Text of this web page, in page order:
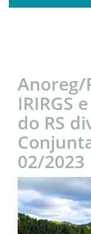
Anoreg/
IRIRGS
do RS
02/2023